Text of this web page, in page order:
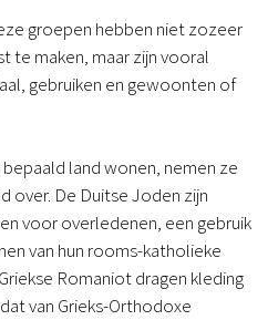
groepen hebben niet zozeer
te maken, maar zijn vooral
gebruiken en gewoonten of
land wonen, nemen ze
over. De Duitse Joden zijn
voor overledenen, een gebruik
van hun rooms-katholieke
Romaniot dragen kleding
van Grieks-Orthodoxe